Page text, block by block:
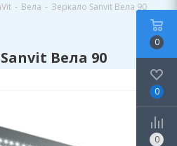
- Вела - Зеркало Sanvit Вела 90
Вела 90
0
0
0